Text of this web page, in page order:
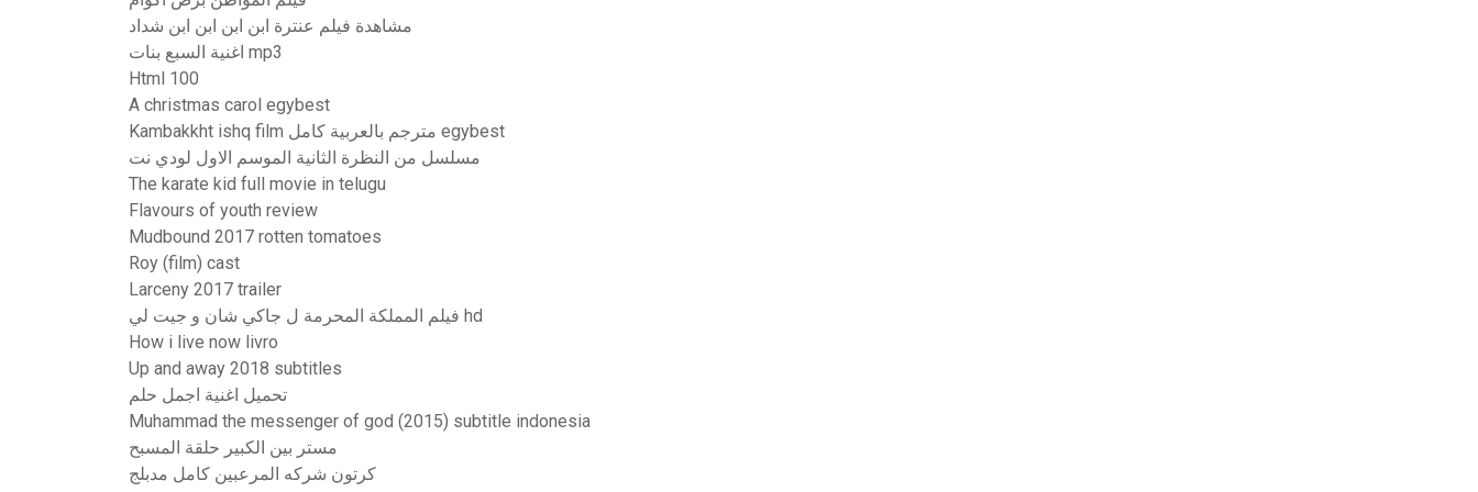
مشاهدة فيلم عنترة ابن ابن ابن ابن شداد
اغنية السبع بنات mp3
Html 100
A christmas carol egybest
Kambakkht ishq film مترجم بالعربية كامل egybest
مسلسل من النظرة الثانية الموسم الاول لودي نت
The karate kid full movie in telugu
Flavours of youth review
Mudbound 2017 rotten tomatoes
Roy (film) cast
Larceny 2017 trailer
فيلم المملكة المحرمة ل جاكي شان و جيت لي hd
How i live now livro
Up and away 2018 subtitles
تحميل اغنية اجمل حلم
Muhammad the messenger of god (2015) subtitle indonesia
مستر بين الكبير حلقة المسبح
كرتون شركه المرعبين كامل مدبلج